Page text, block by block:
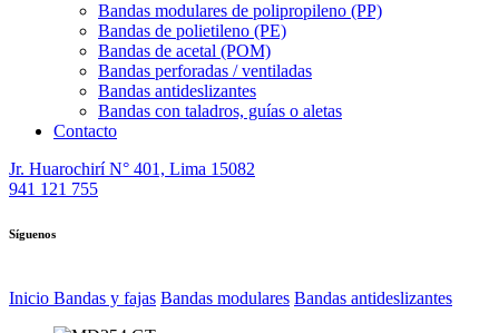
Bandas modulares de polipropileno (PP)
Bandas de polietileno (PE)
Bandas de acetal (POM)
Bandas perforadas / ventiladas
Bandas antideslizantes
Bandas con taladros, guías o aletas
Contacto
Jr. Huarochirí N° 401, Lima 15082
941 121 755
Síguenos
Inicio Bandas y fajas Bandas modulares Bandas antideslizantes